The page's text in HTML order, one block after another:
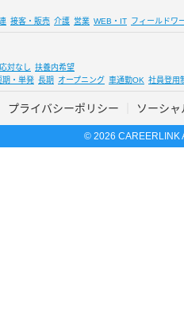
接客・販売 介護 営業 WEB・IT フィールドワ
対なし 扶養内希望
期・単発 長期 オープニング 車通勤OK 社員登用
プライバシーポリシー ソーシ
© 2026 CAREERLINK